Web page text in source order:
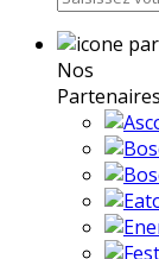
Nos
Partenaires